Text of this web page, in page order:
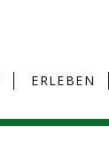
ERLEBEN